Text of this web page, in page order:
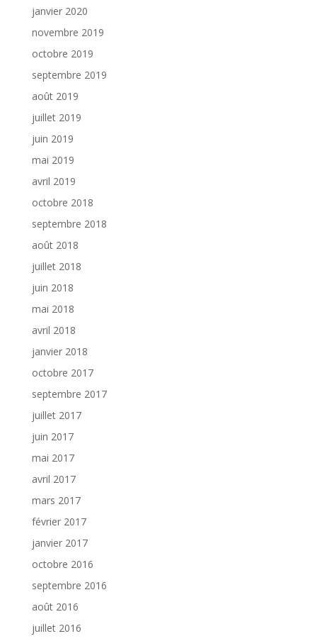
janvier 2020
novembre 2019
octobre 2019
septembre 2019
août 2019
juillet 2019
juin 2019
mai 2019
avril 2019
octobre 2018
septembre 2018
août 2018
juillet 2018
juin 2018
mai 2018
avril 2018
janvier 2018
octobre 2017
septembre 2017
juillet 2017
juin 2017
mai 2017
avril 2017
mars 2017
février 2017
janvier 2017
octobre 2016
septembre 2016
août 2016
juillet 2016